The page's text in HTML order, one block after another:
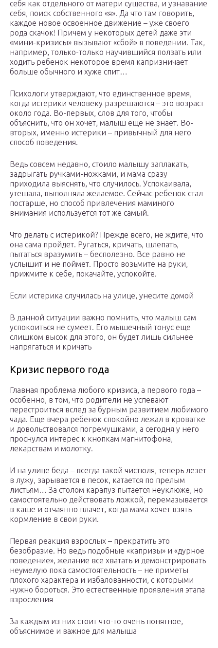
себя как отдельного от матери существа, и узнавание
себя, поиск собственного «я». Да что там говорить,
каждое новое освоенное движение – уже своего
рода скачок! Причем у некоторых детей даже эти
«мини-кризисы» вызывают «сбой» в поведении. Так,
например, только-только научившийся ползать или
ходить ребенок некоторое время капризничает
больше обычного и хуже спит…
Психологи утверждают, что единственное время,
когда истерики человеку разрешаются – это возраст
около года. Во-первых, слов для того, чтобы
объяснить, что он хочет, малыш еще не знает. Во-
вторых, именно истерики – привычный для него
способ поведения.
Ведь совсем недавно, стоило малышу заплакать,
задрыгать ручками-ножками, и мама сразу
приходила выяснять, что случилось. Успокаивала,
утешала, выполняла желаемое. Сейчас ребенок стал
постарше, но способ привлечения маминого
внимания используется тот же самый.
Что делать с истерикой? Прежде всего, не ждите, что
она сама пройдет. Ругаться, кричать, шлепать,
пытаться вразумить – бесполезно. Все равно не
услышит и не поймет. Просто возьмите на руки,
прижмите к себе, покачайте, успокойте.
Если истерика случилась на улице, унесите домой
В данной ситуации важно помнить, что малыш сам
успокоиться не сумеет. Его мышечный тонус еще
слишком высок для этого, он будет лишь сильнее
напрягаться и кричать
Кризис первого года
Главная проблема любого кризиса, а первого года –
особенно, в том, что родители не успевают
перестроиться вслед за бурным развитием любимого
чада. Еще вчера ребенок спокойно лежал в кроватке
и довольствовался погремушками, а сегодня у него
проснулся интерес к кнопкам магнитофона,
лекарствам и молотку.
И на улице беда – всегда такой чистюля, теперь лезет
в лужу, зарывается в песок, катается по прелым
листьям… За столом карапуз пытается неуклюже, но
самостоятельно действовать ложкой, перемазывается
в каше и отчаянно плачет, когда мама хочет взять
кормление в свои руки.
Первая реакция взрослых – прекратить это
безобразие. Но ведь подобные «капризы» и «дурное
поведение», желание все хватать и демонстрировать
неумелую пока самостоятельность – не приметы
плохого характера и избалованности, с которыми
нужно бороться. Это естественные проявления этапа
взросления
За каждым из них стоит что-то очень понятное,
объяснимое и важное для малыша